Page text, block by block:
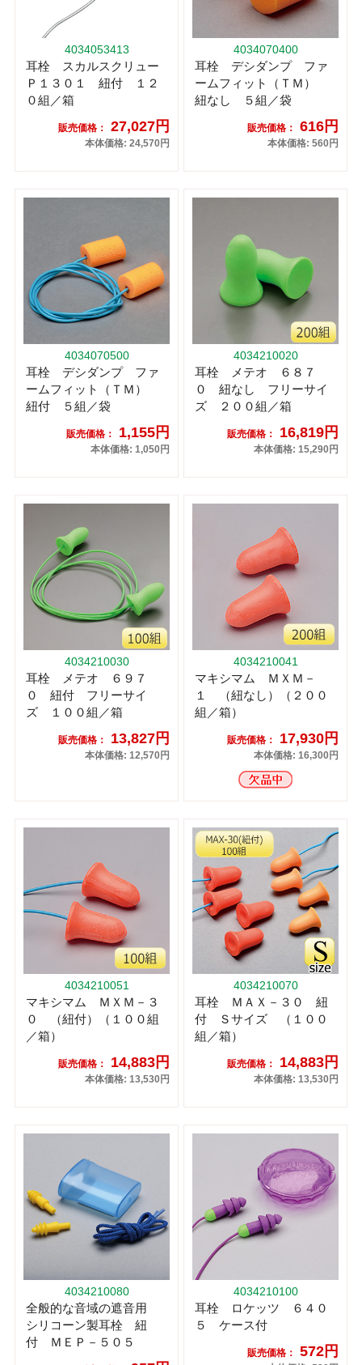
4034053413
耳栓 スカルスクリュー
Ｐ１３０１ 紐付 １２
０組／箱
販売価格： 27,027円
本体価格: 24,570円
4034070400
耳栓 デシダンプ ファ
ームフィット（ＴＭ）
紐なし ５組／袋
販売価格： 616円
本体価格: 560円
4034070500
耳栓 デシダンプ ファ
ームフィット（ＴＭ）
紐付 ５組／袋
販売価格： 1,155円
本体価格: 1,050円
4034210020
耳栓 メテオ ６８７
０ 紐なし フリーサイ
ズ ２００組／箱
販売価格： 16,819円
本体価格: 15,290円
4034210030
耳栓 メテオ ６９７
０ 紐付 フリーサイ
ズ １００組／箱
販売価格： 13,827円
本体価格: 12,570円
4034210041
マキシマム ＭＸＭ－
１ （紐なし）（２００
組／箱）
販売価格： 17,930円
本体価格: 16,300円
4034210051
マキシマム ＭＸＭ－３
０ （紐付）（１００組
／箱）
販売価格： 14,883円
本体価格: 13,530円
4034210070
耳栓 ＭＡＸ－３０ 紐
付 Ｓサイズ （１００
組／箱）
販売価格： 14,883円
本体価格: 13,530円
4034210080
全般的な音域の遮音用
シリコーン製耳栓 紐
付 ＭＥＰ－５０５
4034210100
耳栓 ロケッツ ６４０
５ ケース付
販売価格： 572円